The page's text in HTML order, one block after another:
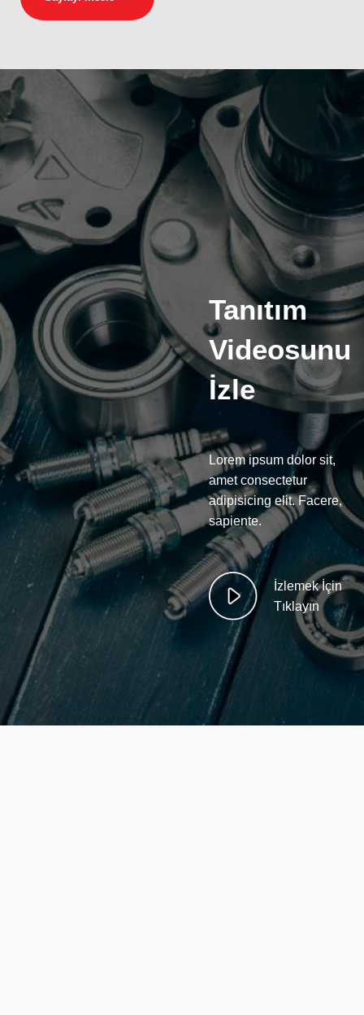
Tanıtım
Videosunu
İzle
Lorem ipsum dolor sit,
amet consectetur
adipisicing elit. Facere,
sapiente.
İzlemek İçin
Tıklayın